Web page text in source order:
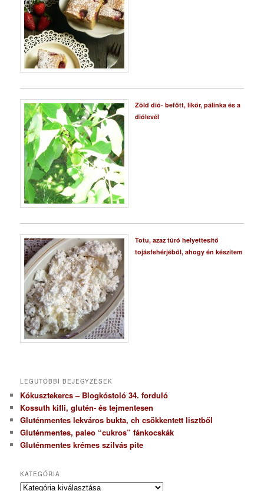
Zöld dió- befőtt, likőr, pálinka és a
diólevél
Totu, azaz túró helyettesítő
tojásfehérjéből, ahogy én készítem
LEGUTÓBBI BEJEGYZÉSEK
Kókusztekercs – Blogkóstoló 34. forduló
Kossuth kifli, glutén- és tejmentesen
Gluténmentes lekváros bukta, ch csökkentett lisztből
Gluténmentes, paleo “cukros” fánkocskák
Gluténmentes krémes szilvás pite
KATEGÓRIA
K